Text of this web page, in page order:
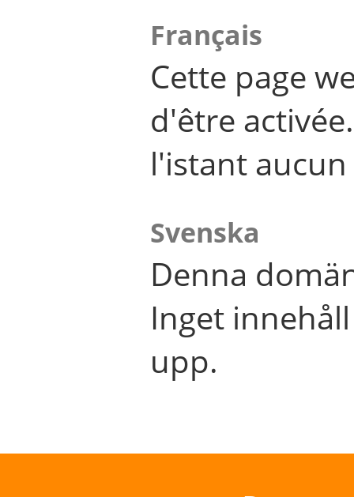
Français
Cette page
d'être
l'istant
Svenska
Denna
Inget
upp.